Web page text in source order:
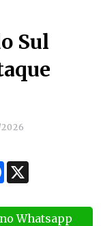
Sul
Facebook
Whatsapp